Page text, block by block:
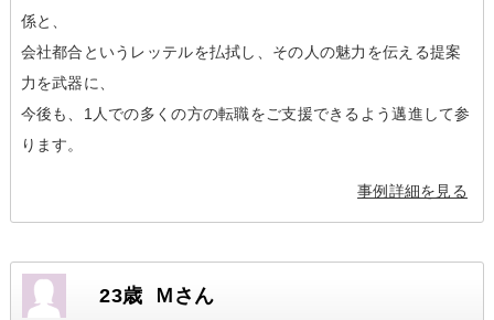
係と、
会社都合というレッテルを払拭し、その人の魅力を伝える提案
力を武器に、
今後も、1人での多くの方の転職をご支援できるよう邁進して参
ります。
事例詳細を見る
23歳 Ｍさん